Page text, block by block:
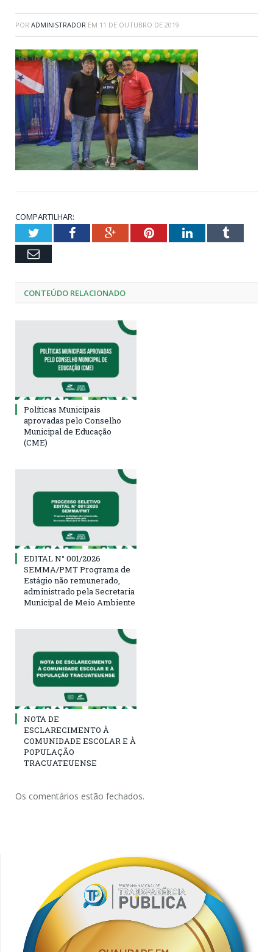
POR ADMINISTRADOR EM 11 DE OUTUBRO DE 2019
COMPARTILHAR:
TwitterFacebookGoogle+PinterestLinkedInTumblr
Email
CONTEÚDO RELACIONADO
Políticas Municipais
aprovadas pelo Conselho
Municipal de Educação
(CME)
EDITAL N° 001/2026
SEMMA/PMT Programa de
Estágio não remunerado,
administrado pela Secretaria
Municipal de Meio Ambiente
NOTA DE
ESCLARECIMENTO À
COMUNIDADE ESCOLAR E À
POPULAÇÃO
TRACUATEUENSE
Os comentários estão fechados.